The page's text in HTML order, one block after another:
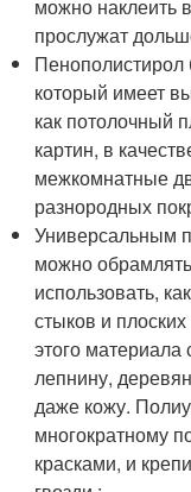
можно наклеить
прослужат
который имеет
как потолочный
картин, в
межкомнатные
разнородных
Универсальным
можно
использовать,
стыков и
этого
лепнину,
даже кожу.
многократному
красками, и